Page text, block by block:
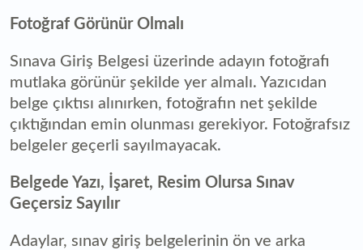
Fotoğraf Görünür Olmalı
Sınava Giriş Belgesi üzerinde adayın fotoğrafı
mutlaka görünür şekilde yer almalı. Yazıcıdan
belge çıktısı alınırken, fotoğrafın net şekilde
çıktığından emin olunması gerekiyor. Fotoğrafsız
belgeler geçerli sayılmayacak.
Belgede Yazı, İşaret, Resim Olursa Sınav
Geçersiz Sayılır
Adaylar, sınav giriş belgelerinin ön ve arka